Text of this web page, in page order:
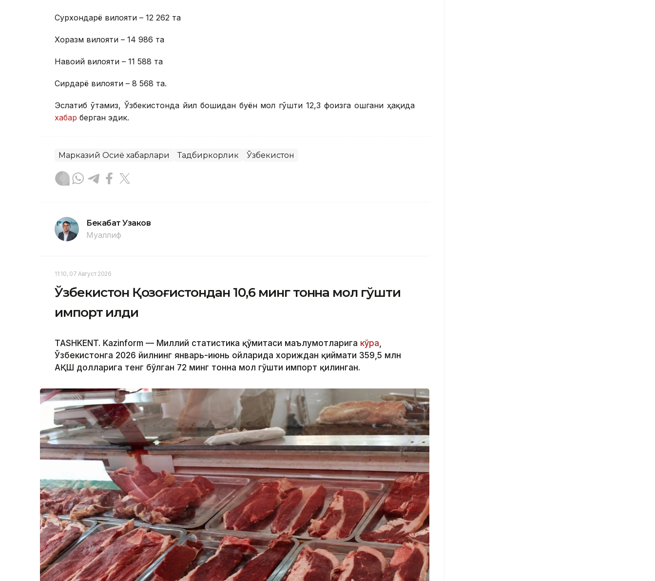
Сурхондарё вилояти – 12 262 та
Хоразм вилояти – 14 986 та
Навоий вилояти – 11 588 та
Сирдарё вилояти – 8 568 та.
Эслатиб ўтамиз, Ўзбекистонда йил бошидан буён мол гўшти 12,3 фоизга ошгани ҳақида
хабар берган эдик.
Марказий Осиё хабарлари Тадбиркорлик Ўзбекистон
Бекабат Узаков
Муаллиф
11:10, 07 Август 2026
Ўзбекистон Қозоғистондан 10,6 минг тонна мол гўшти
импорт қилди
TASHKENT. Kazinform — Миллий статистика қўмитаси маълумотларига кўра,
Ўзбекистонга 2026 йилнинг январь-июнь ойларида хориждан қиймати 359,5 млн
АҚШ долларига тенг бўлган 72 минг тонна мол гўшти импорт қилинган.